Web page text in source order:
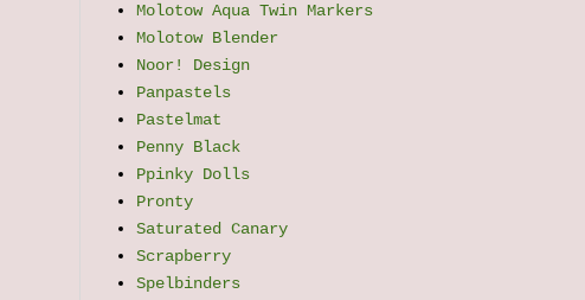
Molotow Aqua Twin Markers
Molotow Blender
Noor! Design
Panpastels
Pastelmat
Penny Black
Ppinky Dolls
Pronty
Saturated Canary
Scrapberry
Spelbinders